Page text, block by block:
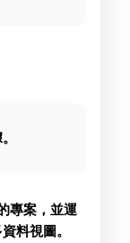
專案，並運
料視圖。